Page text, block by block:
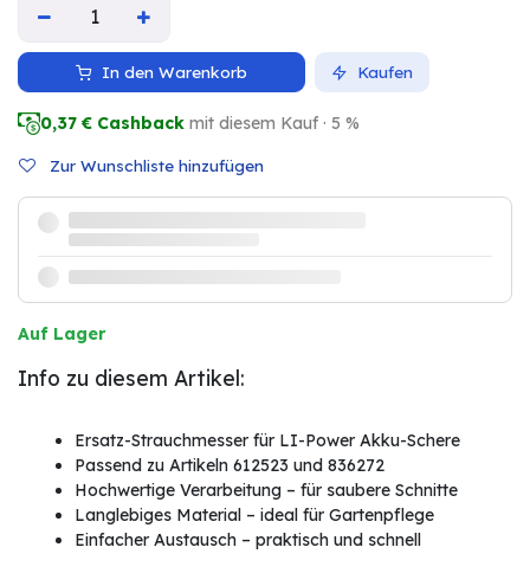
In den Warenkorb Kaufen
0,37 € Cashback mit diesem Kauf · 5 %
Zur Wunschliste hinzufügen
Auf Lager
Info zu diesem Artikel:
Ersatz-Strauchmesser für LI-Power Akku-Schere
Passend zu Artikeln 612523 und 836272
Hochwertige Verarbeitung – für saubere Schnitte
Langlebiges Material – ideal für Gartenpflege
Einfacher Austausch – praktisch und schnell